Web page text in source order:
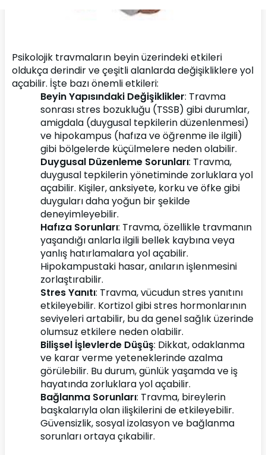
Psikolojik travmaların beyin üzerindeki etkileri
oldukça derindir ve çeşitli alanlarda değişikliklere yol
açabilir. İşte bazı önemli etkileri:
Beyin Yapısındaki Değişiklikler: Travma
sonrası stres bozukluğu (TSSB) gibi durumlar,
amigdala (duygusal tepkilerin düzenlenmesi)
ve hipokampus (hafıza ve öğrenme ile ilgili)
gibi bölgelerde küçülmelere neden olabilir.
Duygusal Düzenleme Sorunları: Travma,
duygusal tepkilerin yönetiminde zorluklara yol
açabilir. Kişiler, anksiyete, korku ve öfke gibi
duyguları daha yoğun bir şekilde
deneyimleyebilir.
Hafıza Sorunları: Travma, özellikle travmanın
yaşandığı anlarla ilgili bellek kaybına veya
yanlış hatırlamalara yol açabilir.
Hipokampustaki hasar, anıların işlenmesini
zorlaştırabilir.
Stres Yanıtı: Travma, vücudun stres yanıtını
etkileyebilir. Kortizol gibi stres hormonlarının
seviyeleri artabilir, bu da genel sağlık üzerinde
olumsuz etkilere neden olabilir.
Bilişsel İşlevlerde Düşüş: Dikkat, odaklanma
ve karar verme yeteneklerinde azalma
görülebilir. Bu durum, günlük yaşamda ve iş
hayatında zorluklara yol açabilir.
Bağlanma Sorunları: Travma, bireylerin
başkalarıyla olan ilişkilerini de etkileyebilir.
Güvensizlik, sosyal izolasyon ve bağlanma
sorunları ortaya çıkabilir.